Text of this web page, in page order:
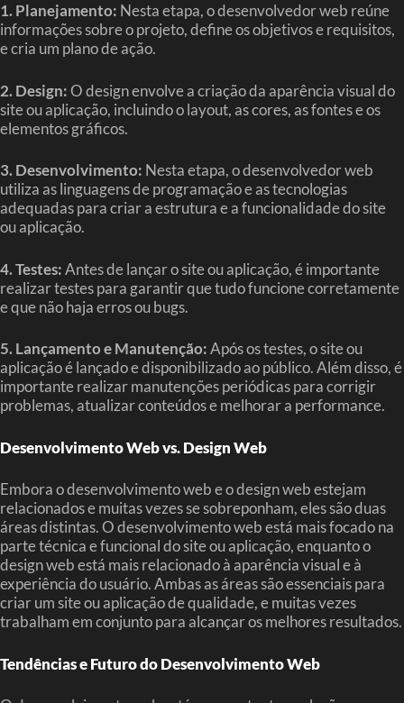
1. Planejamento: Nesta etapa, o desenvolvedor web reúne
informações sobre o projeto, define os objetivos e requisitos,
e cria um plano de ação.
2. Design:O design envolve a criação da aparência visual do
site ou aplicação, incluindo o layout, as cores, as fontes e os
elementos gráficos.
3. Desenvolvimento: Nesta etapa, o desenvolvedor web
utiliza as linguagens de programação e as tecnologias
adequadas para criar a estrutura e a funcionalidade do site
ou aplicação.
4. Testes:Antes de lançar o site ou aplicação, é importante
realizar testes para garantir que tudo funcione corretamente
e que não haja erros ou bugs.
5. Lançamento e Manutenção:Após os testes, o site ou
aplicação é lançado e disponibilizado ao público. Além disso, é
importante realizar manutenções periódicas para corrigir
problemas, atualizar conteúdos e melhorar a performance.
Desenvolvimento Web vs. Design Web
Embora o desenvolvimento web e o design web estejam
relacionados e muitas vezes se sobreponham, eles são duas
áreas distintas. O desenvolvimento web está mais focado na
parte técnica e funcional do site ou aplicação, enquanto o
design web está mais relacionado à aparência visual e à
experiência do usuário. Ambas as áreas são essenciais para
criar um site ou aplicação de qualidade, e muitas vezes
trabalham em conjunto para alcançar os melhores resultados.
Tendências e Futuro do Desenvolvimento Web